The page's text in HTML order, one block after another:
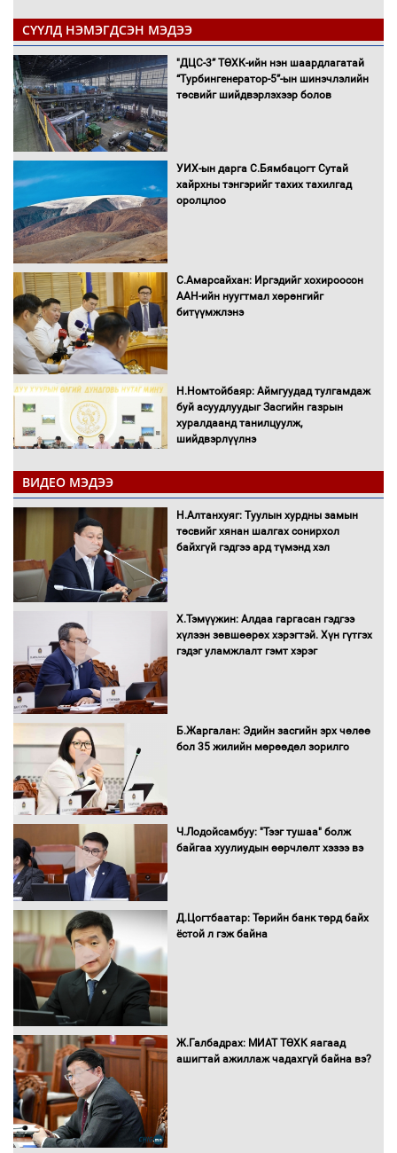
СҮҮЛД НЭМЭГДСЭН МЭДЭЭ
"ДЦС-3” ТӨХК-ийн нэн шаардлагатай
“Турбингенератор-5”-ын шинэчлэлийн
төсвийг шийдвэрлэхээр болов
УИХ-ын дарга С.Бямбацогт Сутай
хайрхны тэнгэрийг тахих тахилгад
оролцлоо
С.Амарсайхан: Иргэдийг хохироосон
ААН-ийн нуугтмал хөрөнгийг
битүүмжлэнэ
Н.Номтойбаяр: Аймгуудад тулгамдаж
буй асуудлуудыг Засгийн газрын
хуралдаанд танилцуулж,
шийдвэрлүүлнэ
эрэгтэйчүүдийн волейболын тэмцээнд
оролцож байгаа баг тамирчдад
амжилт хүслээ
Автобензин, дизель түлшний онцгой
албан татварыг тэглэлээ
Санхүүгийн хэмнэлтийн горимд эрүүл
мэндийн салбар хамаарахгүй
Нөөцийн махны худалдаа,
борлуулалтыг нээлттэй ил тод
Монгол Улс “COP17”-д “Тал хээрийн
16 төрлийн эмийг нэг эх үүсвэрээс
худалдан авах журмыг баталлаа
ВИДЕО МЭДЭЭ
Н.Алтанхуяг: Туулын хурдны замын
төсвийг хянан шалгах сонирхол
байхгүй гэдгээ ард түмэнд хэл
Х.Тэмүүжин: Алдаа гаргасан гэдгээ
хүлээн зөвшөөрөх хэрэгтэй. Хүн гүтгэх
гэдэг уламжлалт гэмт хэрэг
Б.Жаргалан: Эдийн засгийн эрх чөлөө
бол 35 жилийн мөрөөдөл зорилго
Ч.Лодойсамбуу: "Тээг тушаа" болж
байгаа хуулиудын өөрчлөлт хэзээ вэ
Д.Цогтбаатар: Төрийн банк төрд байх
ёстой л гэж байна
Ж.Галбадрах: МИАТ ТӨХК яагаад
ашигтай ажиллаж чадахгүй байна вэ?